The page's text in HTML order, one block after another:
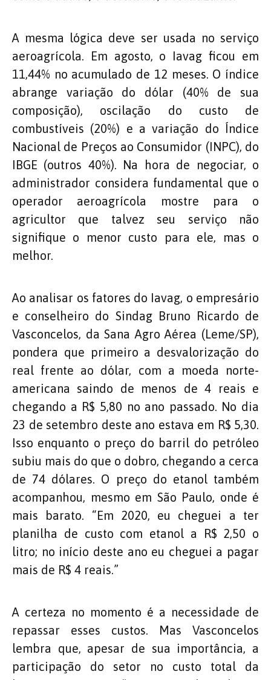
A mesma lógica deve ser usada no serviço
aeroagrícola. Em agosto, o Iavag ficou em
11,44% no acumulado de 12 meses. O índice
abrange variação do dólar (40% de sua
composição), oscilação do custo de
combustíveis (20%) e a variação do Índice
Nacional de Preços ao Consumidor (INPC), do
IBGE (outros 40%). Na hora de negociar, o
administrador considera fundamental que o
operador aeroagrícola mostre para o
agricultor que talvez seu serviço não
signifique o menor custo para ele, mas o
melhor.
Ao analisar os fatores do Iavag, o empresário
e conselheiro do Sindag Bruno Ricardo de
Vasconcelos, da Sana Agro Aérea (Leme/SP),
pondera que primeiro a desvalorização do
real frente ao dólar, com a moeda norte-
americana saindo de menos de 4 reais e
chegando a R$ 5,80 no ano passado. No dia
23 de setembro deste ano estava em R$ 5,30.
Isso enquanto o preço do barril do petróleo
subiu mais do que o dobro, chegando a cerca
de 74 dólares. O preço do etanol também
acompanhou, mesmo em São Paulo, onde é
mais barato. “Em 2020, eu cheguei a ter
planilha de custo com etanol a R$ 2,50 o
litro; no início deste ano eu cheguei a pagar
mais de R$ 4 reais.”
A certeza no momento é a necessidade de
repassar esses custos. Mas Vasconcelos
lembra que, apesar de sua importância, a
participação do setor no custo total da